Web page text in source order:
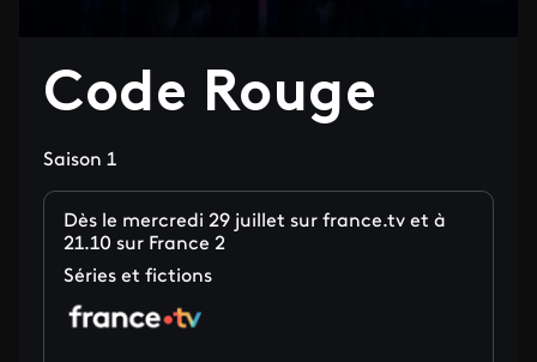
Code Rouge
Saison 1
Dès le mercredi 29 juillet sur france.tv et à
21.10 sur France 2
Séries et fictions